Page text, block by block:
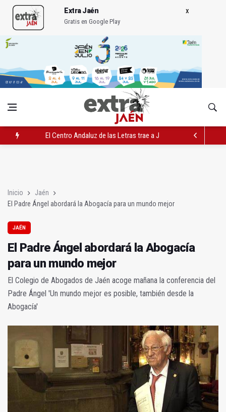
Extra Jaén
Gratis en Google Play
El Centro Andaluz de las Letras trae a Jaén al filósofo Omar
Inicio
Jaén
El Padre Ángel abordará la Abogacía para un mundo mejor
JAÉN
El Padre Ángel abordará la Abogacía
para un mundo mejor
El Colegio de Abogados de Jaén acoge mañana la conferencia del
Padre Ángel 'Un mundo mejor es posible, también desde la
Abogacía'